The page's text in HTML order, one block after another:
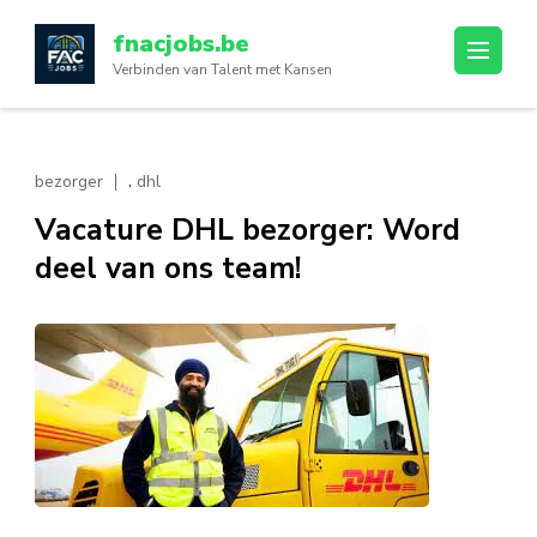
inhoud
(druk
enter)
fnacjobs.be
Verbinden van Talent met Kansen
bezorger , dhl
Vacature DHL bezorger: Word
deel van ons team!